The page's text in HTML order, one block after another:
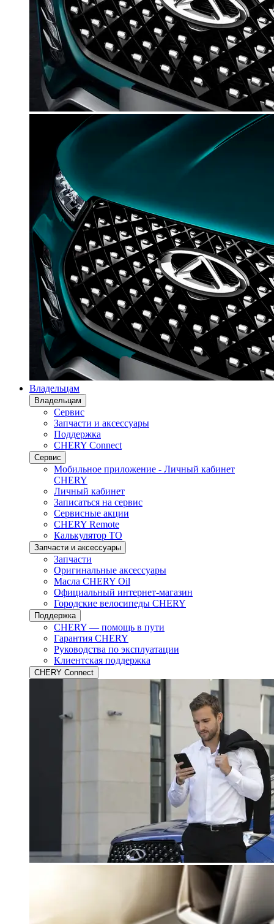
Владельцам
Владельцам
Сервис
Запчасти и аксессуары
Поддержка
CHERY Connect
Сервис
Мобильное приложение - Личный кабинет
CHERY
Личный кабинет
Записаться на сервис
Сервисные акции
CHERY Remote
Калькулятор ТО
Запчасти и аксессуары
Запчасти
Оригинальные аксессуары
Масла CHERY Oil
Официальный интернет-магазин
Городские велосипеды CHERY
Поддержка
CHERY — помощь в пути
Гарантия CHERY
Руководства по эксплуатации
Клиентская поддержка
CHERY Connect